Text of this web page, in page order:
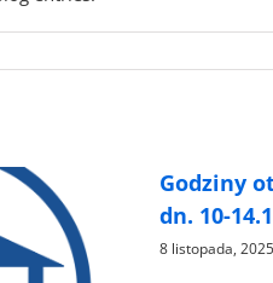
Godziny
dn. 10-
8 listopada, 2025